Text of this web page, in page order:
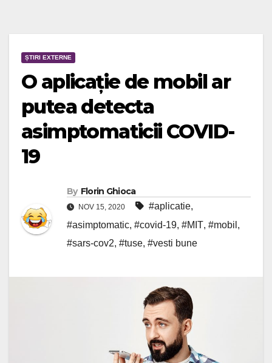
ȘTIRI EXTERNE
O aplicație de mobil ar
putea detecta
asimptomaticii COVID-
19
By Florin Ghioca
NOV 15, 2020 #aplicatie,
#asimptomatic, #covid-19, #MIT, #mobil ,
#sars-cov2, #tuse, #vesti bune